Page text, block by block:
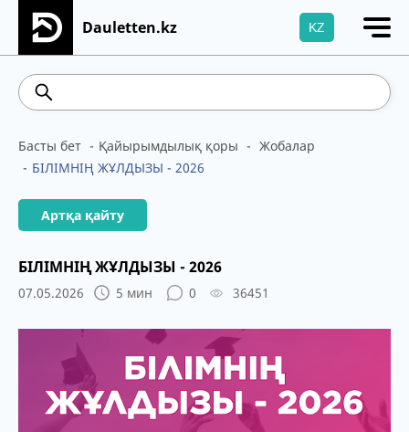
Dauletten.kz KZ
Сіздің өтінішіңіз сәтті жіберілді, Рақмет!
Басты бет Қайырымдылық қоры
Жобалар
БІЛІМНІҢ ЖҰЛДЫЗЫ - 2026
Артқа қайту
БІЛІМНІҢ ЖҰЛДЫЗЫ - 2026
07.05.2026 5 мин 0 36451